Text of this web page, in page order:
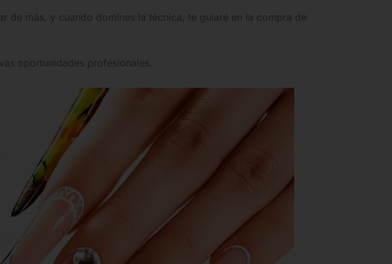
de más, y cuando domines la técnica, te guiaré en la compra de
oportunidades profesionales.